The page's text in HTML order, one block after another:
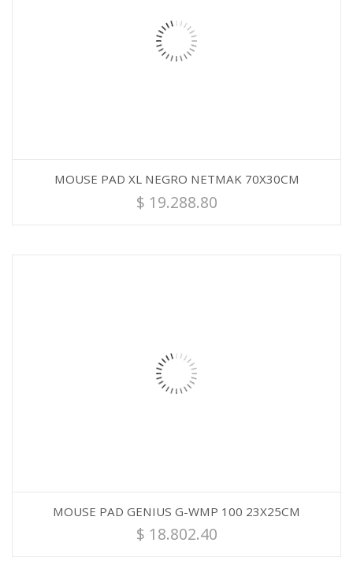
MOUSE PAD XL NEGRO NETMAK 70X30CM
$ 19.288.80
MOUSE PAD GENIUS G-WMP 100 23X25CM
$ 18.802.40